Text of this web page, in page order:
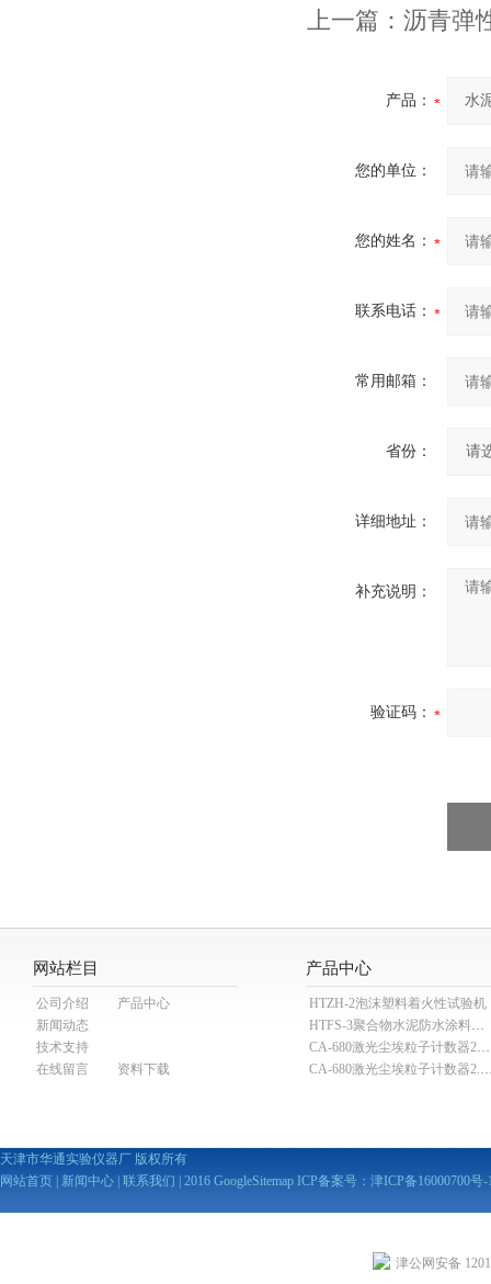
上一篇： 沥青弹
产品：
您的单位：
您的姓名：
联系电话：
常用邮箱：
省份：
详细地址：
补充说明：
验证码：
网站栏目
公司介绍
产品中心
新闻动态
技术支持
在线留言
资料下载
产品中心
HTZH-2泡沫塑料着火性试验机
HTFS-3聚合物水泥防水涂料分散机
CA-680激光尘埃粒子计数器28.3L
CA-680激光尘埃粒子
天津市华通实验仪器厂 版权所有
网站首页
新闻中心 联系我们 | 2016 GoogleSitemap ICP备案号： 津ICP备16000700号-
津公网安备